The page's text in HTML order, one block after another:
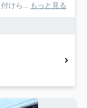
けら... もっと見る